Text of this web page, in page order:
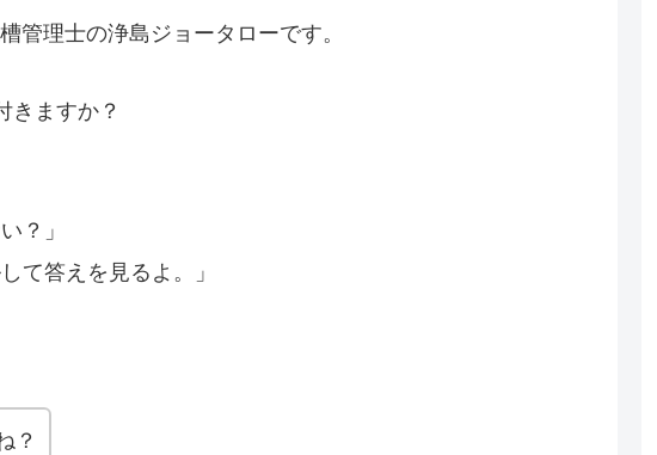
管理士の浄島ジョータローです。
きますか？
？」
て答えを見るよ。」
？